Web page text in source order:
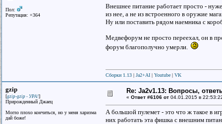
Пол:
Репутация: +364
Внешнее питание работает просто -
из нее, а не из встроенного в оружие
Ну или поставить рядом наемника с
Медвефорум не просто переехал, он в
форум благополучно умерли.
Сборки 1.13 | Ja2+AI | Youtube | VK
gzip
[gzip-gzip - УРА!]
Прирожденный Джаец
Могло плохо кончиться, но у меня харизма
дай божe!
Re: Ja2v1.13: Вопросы,
« Ответ #6106 от 04.01.2015 в
А большой пулемет - это что ж такое в
них работать эта фишка с внешним